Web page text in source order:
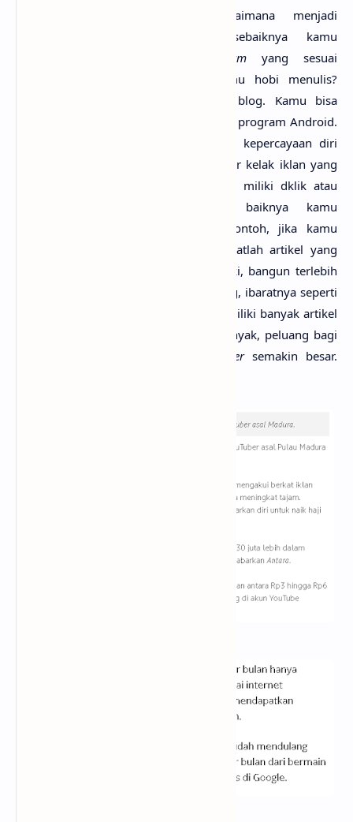
Sebelum kamu memikirkan bagaimana menjadi
konglomerat melalui Adsense, sebaiknya kamu
platformyang sesuai
kemampuan yang kamu miliki. Kamu hobi menulis?
Mulailah untuk membuat web atau blog. Kamu bisa
membuat program? Mulailah membuat program Android.
Kamu punya kemampuan editing dan kepercayaan diri
tinggi? Mulailah menjadi Youtuber. Agar kelak iklan yang
yang kamu miliki dklik atau
dilihat banyak orang, alangkah baiknya kamu
mengembangkannya dulu, sebagai contoh, jika kamu
memiliki blog atau web sebaiknya buatlah artikel yang
berkualitas pada blog yang kamu miliki, bangun terlebih
dahulu "rumah" tempat kamu bernaung, ibaratnya seperti
itu, setelah blog yang kamu miliki memiliki banyak artikel
bermanfaaat dan pengunjung yang banyak, peluang bagi
publishersemakin besar.